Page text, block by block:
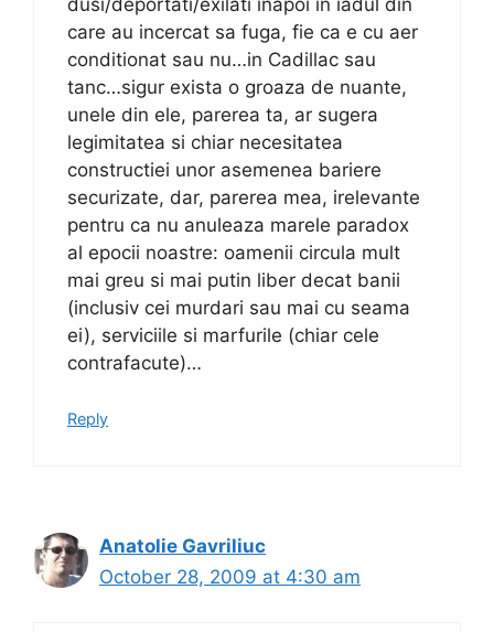
care au incercat sa fuga, fie ca e cu aer
conditionat sau nu…in Cadillac sau
tanc…sigur exista o groaza de nuante,
unele din ele, parerea ta, ar sugera
legimitatea si chiar necesitatea
constructiei unor asemenea bariere
securizate, dar, parerea mea, irelevante
pentru ca nu anuleaza marele paradox
al epocii noastre: oamenii circula mult
mai greu si mai putin liber decat banii
(inclusiv cei murdari sau mai cu seama
ei), serviciile si marfurile (chiar cele
contrafacute)…
Reply
Anatolie Gavriliuc
October 28, 2009 at 4:30 am